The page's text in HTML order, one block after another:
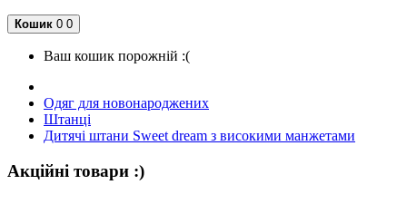
Кошик 0 0
Ваш кошик порожній :(
Одяг для новонароджених
Штанці
Дитячі штани Sweet dream з високими манжетами
Акційні товари :)